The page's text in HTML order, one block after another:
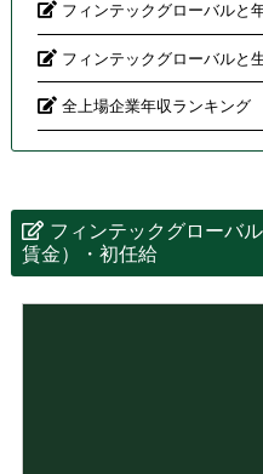
フィンテックグローバルと
フィンテックグローバルと
全上場企業年収ランキング
フィンテックグローバ
賃金）・初任給